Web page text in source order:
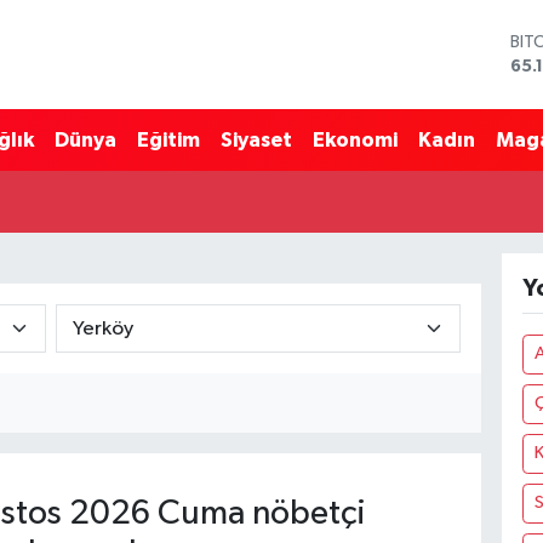
Dünya Eğitim Siyaset Ekonomi Kadın
2026 Cuma nöbetçi